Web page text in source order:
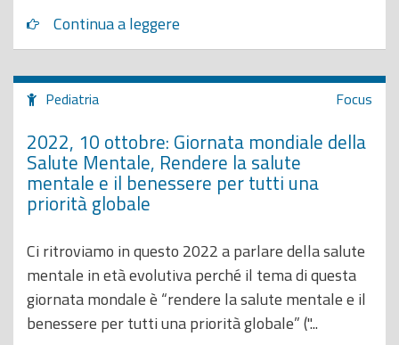
Continua a leggere
Pediatria Focus
2022, 10 ottobre: Giornata mondiale della
Salute Mentale, Rendere la salute
mentale e il benessere per tutti una
priorità globale
Ci ritroviamo in questo 2022 a parlare della salute
mentale in età evolutiva perché il tema di questa
giornata mondale è “rendere la salute mentale e il
benessere per tutti una priorità globale” ("...